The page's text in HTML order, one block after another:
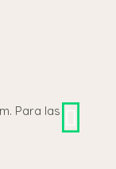
Para las